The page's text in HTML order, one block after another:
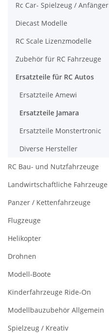
Rc Car- Spielzeug / Anfänger
Diecast Modelle
RC Scale Lizenzmodelle
Zubehör für RC Fahrzeuge
Ersatzteile für RC Autos
Ersatzteile Amewi
Ersatzteile Jamara
Ersatzteile Monstertronic
Diverse Hersteller
RC Bau- und Nutzfahrzeuge
Landwirtschaftliche Fahrzeuge
Panzer / Kettenfahrzeuge
Flugzeuge
Helikopter
Drohnen
Modell-Boote
Kinderfahrzeuge Ride-On
Modellbauzubehör Allgemein
Spielzeug / Kreativ